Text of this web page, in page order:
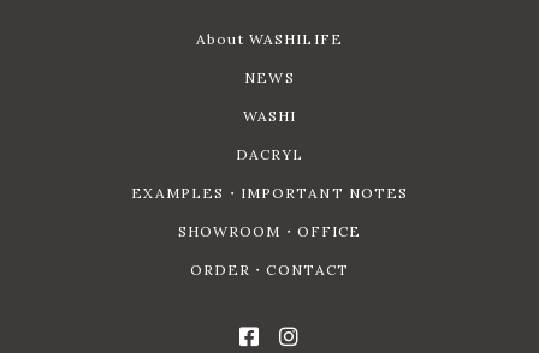
About WASHILIFE
NEWS
WASHI
DACRYL
EXAMPLES・IMPORTANT NOTES
SHOWROOM・OFFICE
ORDER・CONTACT